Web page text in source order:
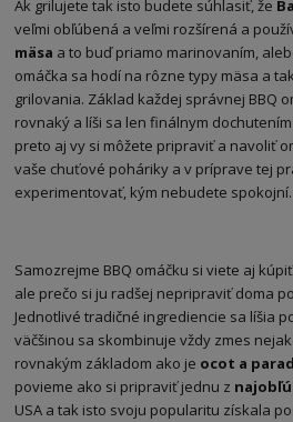
Ak grilujete tak isto budete súhlasiť, že
veľmi obľúbená a veľmi rozšírená a
mäsa a to buď priamo marinovaním,
omáčka sa hodí na rôzne typy mäsa a
grilovania. Základ každej správnej BBQ
rovnaký a líši sa len finálnym
preto aj vy si môžete pripraviť a navoliť
vaše chuťové poháriky a v príprave tej
experimentovať, kým nebudete spokojní.
Samozrejme BBQ omáčku si viete aj
ale prečo si ju radšej nepripraviť doma
Jednotlivé tradičné ingrediencie sa líšia
väčšinou sa skombinuje vždy zmes
rovnakým základom ako je ocot a
povieme ako si pripraviť jednu z
USA a tak isto svoju popularitu získala